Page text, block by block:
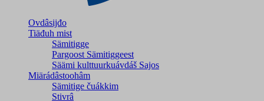
Ovdâsijđo
Tiäđuh mist
Sämitigge
Pargoost Sämitiggeest
Säämi kulttuurkuávdáš Sajos
Miärádâstoohâm
Sämitige čuákkim
Stivrâ